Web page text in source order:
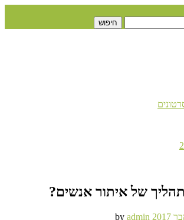
של איתור אנשים?
by admin